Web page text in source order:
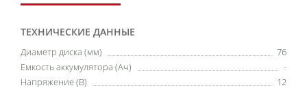
ТЕХНИЧЕСКИЕ ДАННЫЕ
Диаметр диска (мм)
76
Емкость аккумулятора (Ач)
-
Напряжение (В)
12